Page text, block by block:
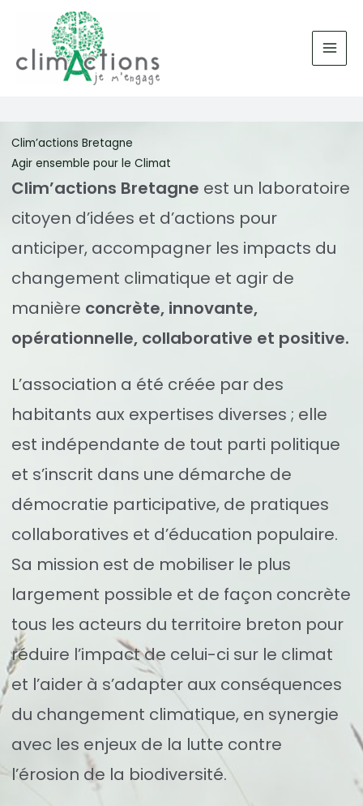
contenu
Clim’actions Bretagne
Agir ensemble pour le Climat
Clim’actions Bretagne est un laboratoire
citoyen d’idées et d’actions pour
anticiper, accompagner les impacts du
changement climatique et agir de
manière concrète, innovante,
opérationnelle, collaborative et positive.
L’association a été créée par des
habitants aux expertises diverses ; elle
est indépendante de tout parti politique
et s’inscrit dans une démarche de
démocratie participative, de pratiques
collaboratives et d’éducation populaire.
Sa mission est de mobiliser le plus
largement possible et de façon concrète
tous les acteurs du territoire breton pour
réduire l’impact de celui-ci sur le climat
et l’aider à s’adapter aux conséquences
du changement climatique, en synergie
avec les enjeux de la lutte contre
l’érosion de la biodiversité.